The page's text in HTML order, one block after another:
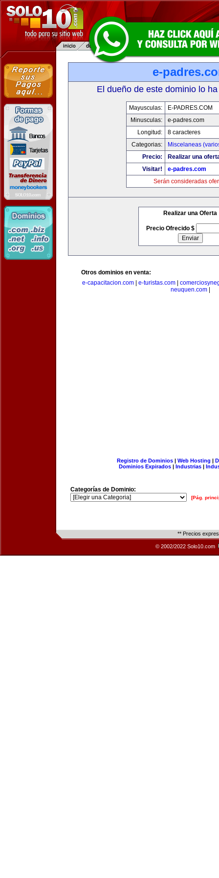
e-
El dueño de este dominio lo
Mayusculas:
E-PADRES.COM
Minusculas:
e-padres.com
Longitud:
8 caracteres
Categorias:
Miscelaneas
Precio:
Realizar una
Visitar!
e-padres.com
Serán consideradas
Realizar una Oferta
Precio Ofrecido $
Otros dominios en venta:
e-capacitacion.com
e-turistas.com
neuquen.com|
Registro de Dominios| Web Hosting |
Dominios Expirados | Industrias |
Categorías de Dominio:
[Pág.
** Precios
© 2002/2022 Solo10.com